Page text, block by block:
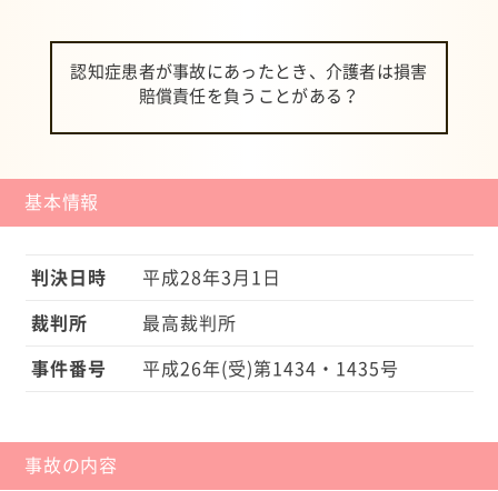
認知症患者が事故にあったとき、介護者は損害
賠償責任を負うことがある？
基本情報
判決日時 平成28年3月1日
裁判所 最高裁判所
事件番号 平成26年(受)第1434・1435号
事故の内容